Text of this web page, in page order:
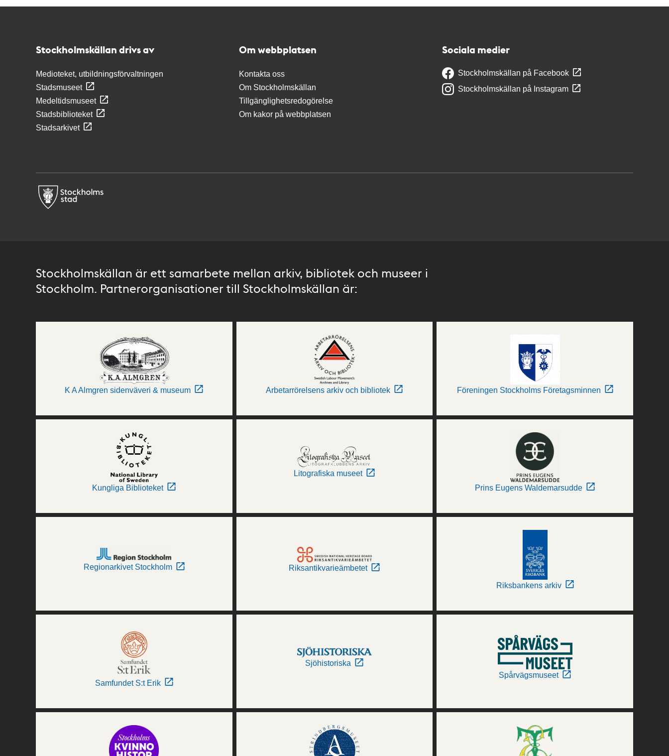
Stockholmskällan drivs av
Medioteket, utbildningsförvaltningen
Stadsmuseet
Medeltidsmuseet
Stadsbiblioteket
Stadsarkivet
Om webbplatsen
Kontakta oss
Om Stockholmskällan
Tillgänglighetsredogörelse
Om kakor på webbplatsen
Sociala medier
Stockholmskällan på Facebook
Stockholmskällan på Instagram
Stockholmskällan är ett samarbete mellan arkiv, bibliotek och museer i
Stockholm. Partnerorganisationer till Stockholmskällan är:
K A Almgren sidenväveri & museum Arbetarrörelsens arkiv och bibliotek Föreningen Stockholms Företagsminnen
Kungliga Biblioteket
Litografiska museet
Prins Eugens Waldemarsudde
Regionarkivet Stockholm Riksantikvarieämbetet
Riksbankens arkiv
Samfundet S:t Erik
Sjöhistoriska
Spårvägsmuseet